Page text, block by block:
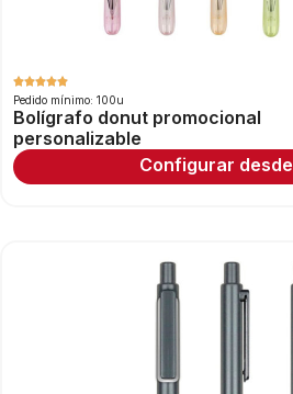
Pedido mínimo: 100u
Bolígrafo donut promocional
personalizable
Configurar desde